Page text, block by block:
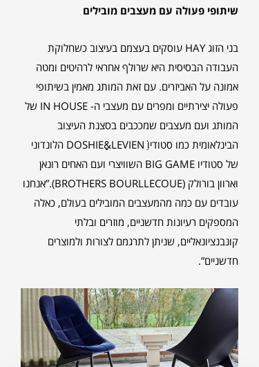
שיתופי פעולה עם מעצבים מובילים
בני הזוג HAY עוסקים בעצמם בעיצוב כשחלוקת
העבודה הבסיסית היא שרולף אחראי לרהיטים ומטה
אמונה על האביזרים. עם זאת המותג מאמין בשיתופי
פעולה יצירתיים ומפרים עם מעצבי ה- IN HOUSE של
המותג ועם מעצבים שמככבים בסצנת העיצוב
הבינלאומית כמו סטודיו DOSHIEַַַַַַ&LEVIENַׂׂׂׂ הלונדוני
של סטודיו BIG GAME השוויצרי ועם האחים רונאן
וארוון בורולק (BROTHERS BOURLLECOUE).”אנחנו
עובדים עם כמה מהמעצבים המובילים בעולם, כאלה
המספקים רעיונות חדשניים, מוזרים ובלתי
קונבנציונאליים, שניתן לתרגמם לצורות ולמוצרים
חדשניים”.